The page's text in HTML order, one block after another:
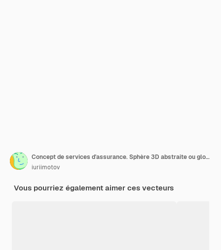
Concept de services d'assurance. Sphère 3D abstraite ou globe avec des icônes à la main.
iuriimotov
Vous pourriez également aimer ces vecteurs